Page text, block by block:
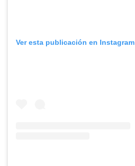
Ver esta publicación en Instagram